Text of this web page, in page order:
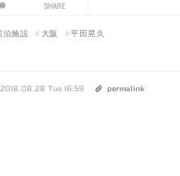
SHARE
泊施設 大阪 平田晃久
2018.08.28 Tue 16:59 permalink